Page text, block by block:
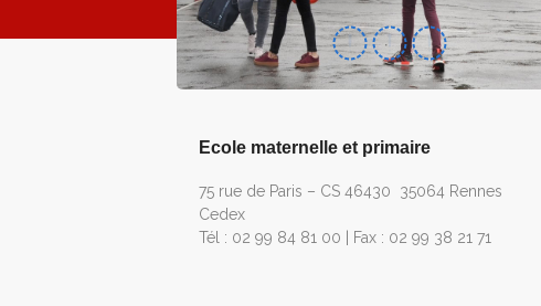
Ecole maternelle et primaire
75 rue de Paris – CS 46430 35064 Rennes
Cedex
Tél : 02 99 84 81 00 | Fax : 02 99 38 21 71